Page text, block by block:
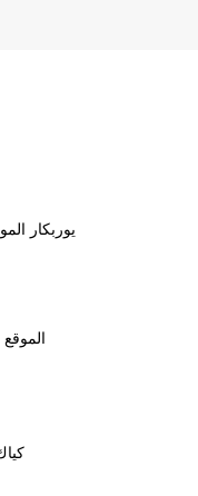
يوربكار
الموقع